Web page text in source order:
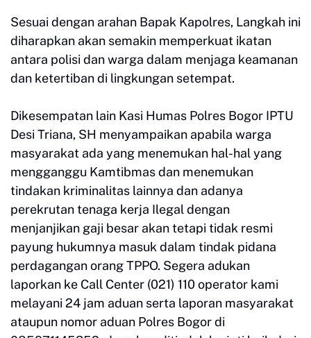
Sesuai dengan arahan Bapak Kapolres, Langkah ini
diharapkan akan semakin memperkuat ikatan
antara polisi dan warga dalam menjaga keamanan
dan ketertiban di lingkungan setempat.
Dikesempatan lain Kasi Humas Polres Bogor IPTU
Desi Triana, SH menyampaikan apabila warga
masyarakat ada yang menemukan hal-hal yang
mengganggu Kamtibmas dan menemukan
tindakan kriminalitas lainnya dan adanya
perekrutan tenaga kerja Ilegal dengan
menjanjikan gaji besar akan tetapi tidak resmi
payung hukumnya masuk dalam tindak pidana
perdagangan orang TPPO. Segera adukan
laporkan ke Call Center (021) 110 operator kami
melayani 24 jam aduan serta laporan masyarakat
ataupun nomor aduan Polres Bogor di